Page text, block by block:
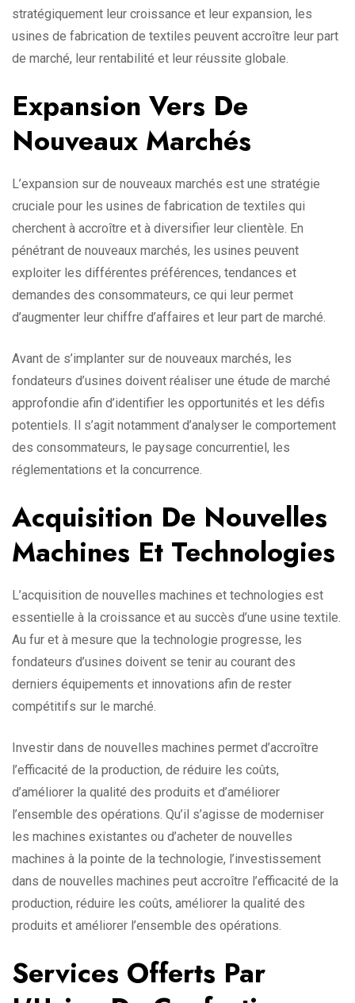
stratégiquement leur croissance et leur expansion, les
usines de fabrication de textiles peuvent accroître leur part
de marché, leur rentabilité et leur réussite globale.
Expansion Vers De
Nouveaux Marchés
L’expansion sur de nouveaux marchés est une stratégie
cruciale pour les usines de fabrication de textiles qui
cherchent à accroître et à diversifier leur clientèle. En
pénétrant de nouveaux marchés, les usines peuvent
exploiter les différentes préférences, tendances et
demandes des consommateurs, ce qui leur permet
d’augmenter leur chiffre d’affaires et leur part de marché.
Avant de s’implanter sur de nouveaux marchés, les
fondateurs d’usines doivent réaliser une étude de marché
approfondie afin d’identifier les opportunités et les défis
potentiels. Il s’agit notamment d’analyser le comportement
des consommateurs, le paysage concurrentiel, les
réglementations et la concurrence.
Acquisition De Nouvelles
Machines Et Technologies
L’acquisition de nouvelles machines et technologies est
essentielle à la croissance et au succès d’une usine textile.
Au fur et à mesure que la technologie progresse, les
fondateurs d’usines doivent se tenir au courant des
derniers équipements et innovations afin de rester
compétitifs sur le marché.
Investir dans de nouvelles machines permet d’accroître
l’efficacité de la production, de réduire les coûts,
d’améliorer la qualité des produits et d’améliorer
l’ensemble des opérations. Qu’il s’agisse de moderniser
les machines existantes ou d’acheter de nouvelles
machines à la pointe de la technologie, l’investissement
dans de nouvelles machines peut accroître l’efficacité de la
production, réduire les coûts, améliorer la qualité des
produits et améliorer l’ensemble des opérations.
Services Offerts Par